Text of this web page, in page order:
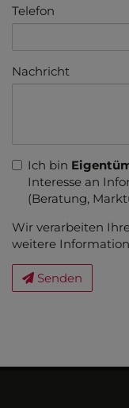
Telefon
Nachricht
Ich bin
Interesse an
(Beratung,
Wir verarbeiten
weitere
Senden